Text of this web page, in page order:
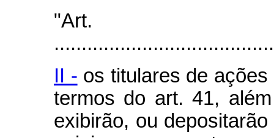
II - os titulares de
termos do art. 41,
exibirão, ou